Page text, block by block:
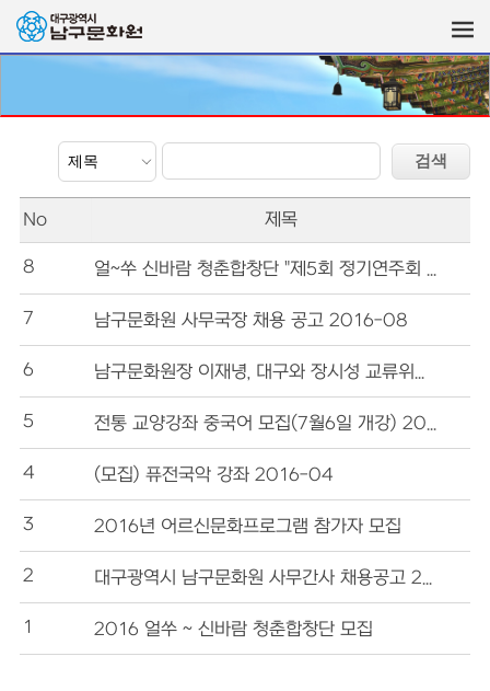
No 제목
8 얼~쑤 신바람 청춘합창단 "제5회 정기연주회 2016-11
7 남구문화원 사무국장 채용 공고 2016-08
6 남구문화원장 이재녕, 대구와 장시성 교류위해 가교역할
5 전통 교양강좌 중국어 모집(7월6일 개강) 2016-06
4 (모집) 퓨전국악 강좌 2016-04
3 2016년 어르신문화프로그램 참가자 모집
2 대구광역시 남구문화원 사무간사 채용공고 2016-02
1 2016 얼쑤 ~ 신바람 청춘합창단 모집